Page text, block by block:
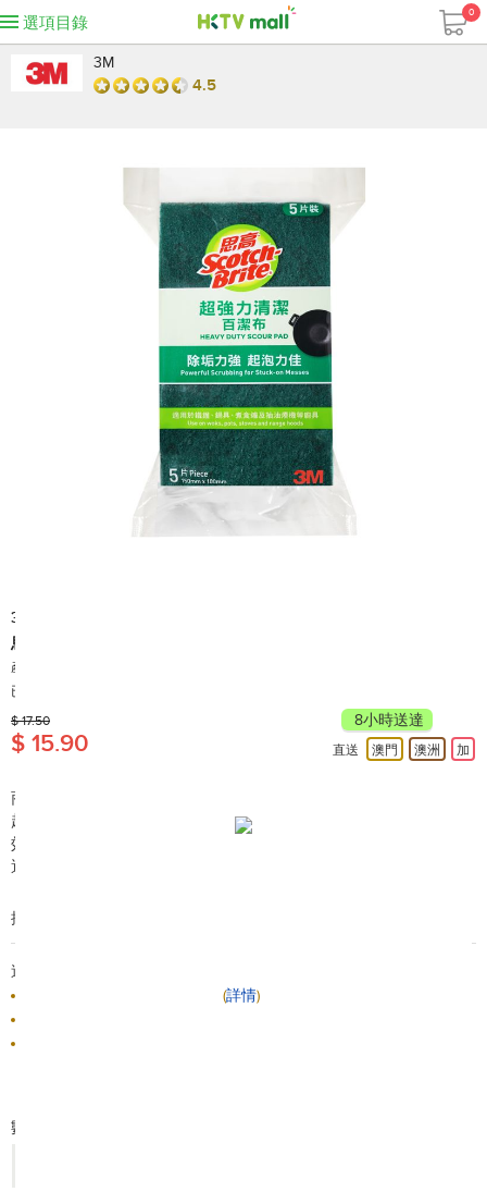
選項目錄
0
3M
4.5
3M
思高™ 超強力清潔百潔布 5片裝 (105HK)
產地: 中國
已售出 20,000+
$ 17.50
$ 15.90
8小時送達
直送 澳門 澳洲 加
商品簡介:
超強力清潔微粒結合強韌纖維，對清除燒焦、凝固污漬特別有
效，減少清潔劑用量。
適用於鐵鑊、砧板等廚具。
搜尋編號︰A64020
送貨/退貨:
(詳情)
數量: